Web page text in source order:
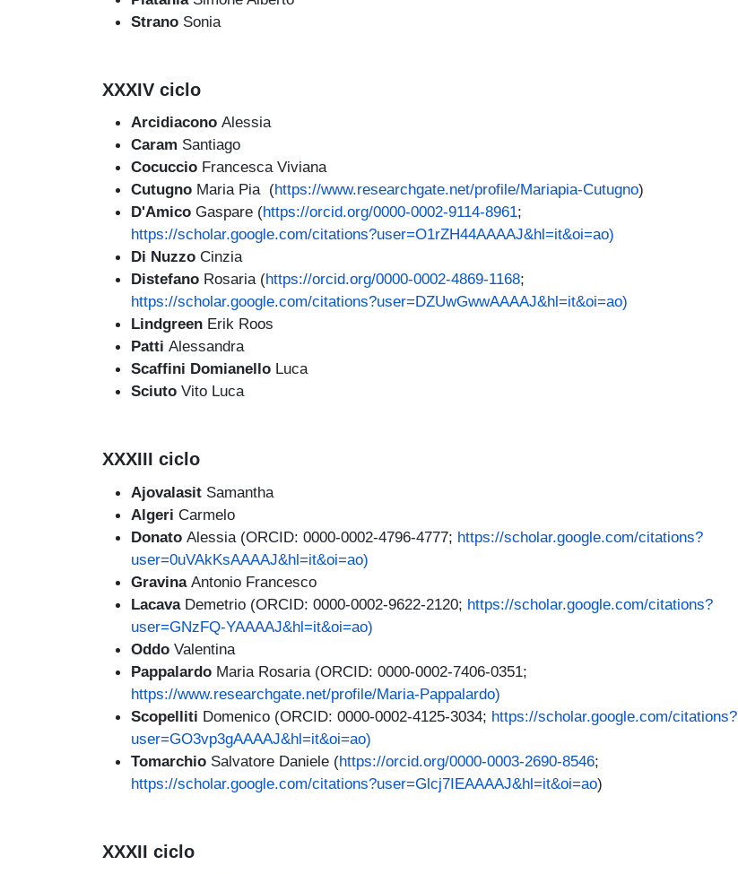
Strano Sonia
XXXIV ciclo
Arcidiacono Alessia
Caram Santiago
Cocuccio Francesca Viviana
Cutugno Maria Pia (https://www.researchgate.net/profile/Mariapia-Cutugno)
D'Amico Gaspare (https://orcid.org/0000-0002-9114-8961;
https://scholar.google.com/citations?user=O1rZH44AAAAJ&hl=it&oi=ao)
Di Nuzzo Cinzia
Distefano Rosaria (https://orcid.org/0000-0002-4869-1168;
https://scholar.google.com/citations?user=DZUwGwwAAAAJ&hl=it&oi=ao)
Lindgreen Erik Roos
Patti Alessandra
Scaffini Domianello Luca
Sciuto Vito Luca
XXXIII ciclo
Ajovalasit Samantha
Algeri Carmelo
Donato Alessia (ORCID: 0000-0002-4796-4777; https://scholar.google.com/citations?
user=0uVAkKsAAAAJ&hl=it&oi=ao)
Gravina Antonio Francesco
Lacava Demetrio (ORCID: 0000-0002-9622-2120; https://scholar.google.com/citations?
user=GNzFQ-YAAAAJ&hl=it&oi=ao)
Oddo Valentina
Pappalardo Maria Rosaria (ORCID: 0000-0002-7406-0351;
https://www.researchgate.net/profile/Maria-Pappalardo)
Scopelliti Domenico (ORCID: 0000-0002-4125-3034; https://scholar.google.com/citations?
user=GO3vp3gAAAAJ&hl=it&oi=ao)
Tomarchio Salvatore Daniele (https://orcid.org/0000-0003-2690-8546;
https://scholar.google.com/citations?user=Glcj7IEAAAAJ&hl=it&oi=ao)
XXXII ciclo